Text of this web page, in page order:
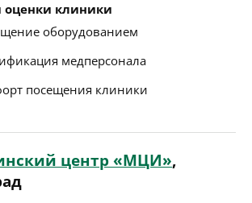
клиники
оборудованием
медперсонала
посещения клиники
центр «МЦИ»,